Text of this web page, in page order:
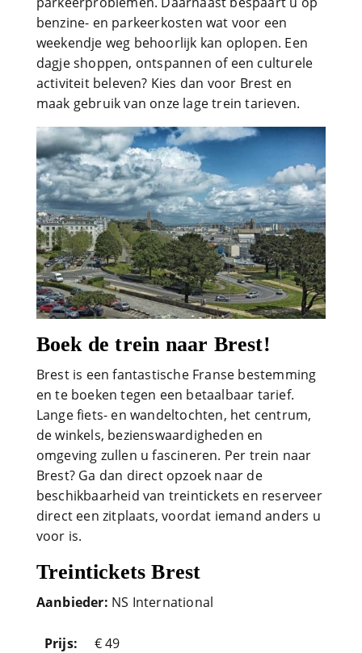
benzine- en parkeerkosten wat voor een
weekendje weg behoorlijk kan oplopen. Een
dagje shoppen, ontspannen of een culturele
activiteit beleven? Kies dan voor Brest en
maak gebruik van onze lage trein tarieven.
Boek de trein naar Brest!
Brest is een fantastische Franse bestemming
en te boeken tegen een betaalbaar tarief.
Lange fiets- en wandeltochten, het centrum,
de winkels, bezienswaardigheden en
omgeving zullen u fascineren. Per trein naar
Brest? Ga dan direct opzoek naar de
beschikbaarheid van treintickets en reserveer
direct een zitplaats, voordat iemand anders u
voor is.
Treintickets Brest
Aanbieder: NS International
Prijs: € 49